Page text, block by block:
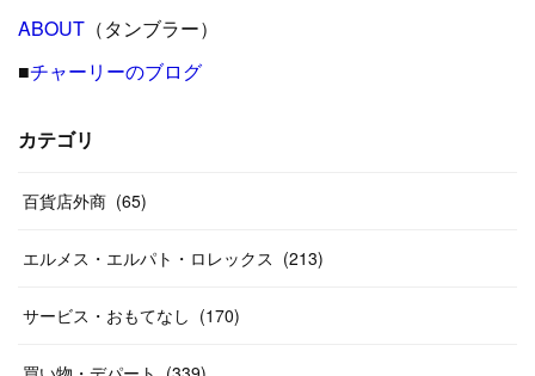
(24)
(8 )
(17
(12)
(12)
19)
(13
(14)
(26)
27)
(29
(24)
(26
(31)
31
(26
(20)
(14
(46
( 23)
40
(55
(38)
(20
(31
58)
( 42)
(33
(46)
(20
ABOUT （タンブラー）
■チャーリーのブログ
カテゴリ
百貨店外商 (65)
エルメス・エルパト・ロレックス (213)
サービス・おもてなし (170)